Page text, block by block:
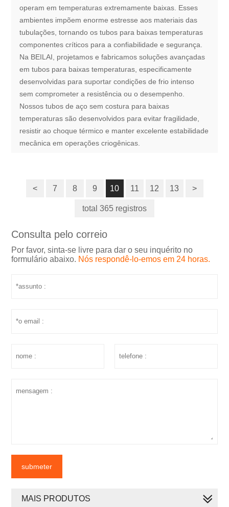
operam em temperaturas extremamente baixas. Esses
ambientes impõem enorme estresse aos materiais das
tubulações, tornando os tubos para baixas temperaturas
componentes críticos para a confiabilidade e segurança.
Na BEILAI, projetamos e fabricamos soluções avançadas
em tubos para baixas temperaturas, especificamente
desenvolvidas para suportar condições de frio intenso
sem comprometer a resistência ou o desempenho.
Nossos tubos de aço sem costura para baixas
temperaturas são desenvolvidos para evitar fragilidade,
resistir ao choque térmico e manter excelente estabilidade
mecânica em operações criogênicas.
< 7 8 9 10 11 12 13 >
total 365 registros
Consulta pelo correio
Por favor, sinta-se livre para dar o seu inquérito no
formulário abaixo. Nós respondê-lo-emos em 24 horas.
submeter
MAIS PRODUTOS